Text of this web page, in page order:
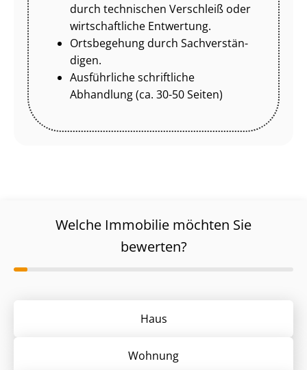
durch technischen Verschleiß oder
wirtschaftliche Entwertung.
Ortsbegehung durch Sach­ver­stän­
di­gen.
Ausführliche schriftliche
Abhandlung (ca. 30-50 Seiten)
Welche Immobilie möchten Sie
bewerten?
Haus
Wohnung